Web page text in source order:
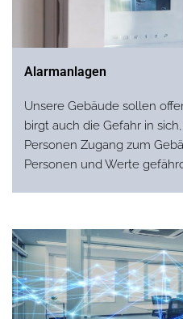
Alarmanlagen
Unsere Gebäude sollen
birgt auch die Gefahr in
Personen Zugang zum
Personen und Werte